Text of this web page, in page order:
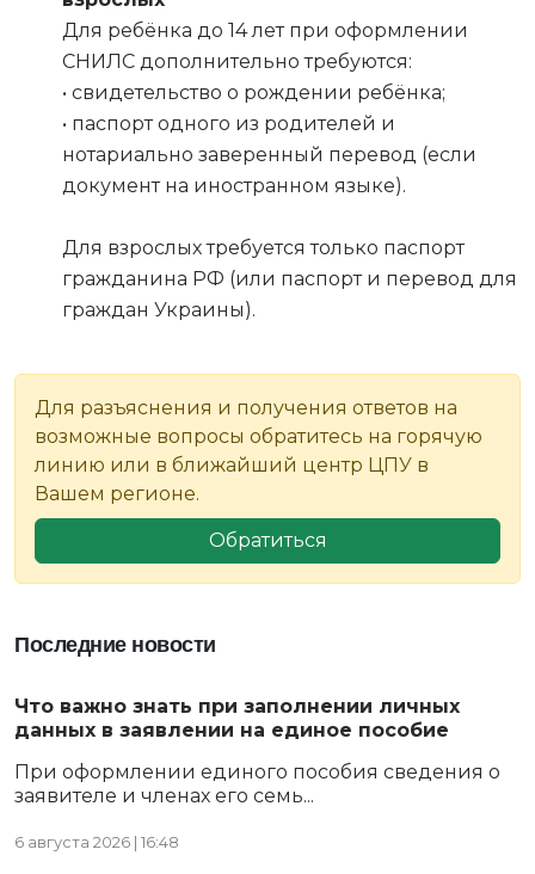
Для ребёнка до 14 лет при оформлении
СНИЛС дополнительно требуются:
• свидетельство о рождении ребёнка;
• паспорт одного из родителей и
нотариально заверенный перевод (если
документ на иностранном языке).
Для взрослых требуется только паспорт
гражданина РФ (или паспорт и перевод для
граждан Украины).
Для разъяснения и получения ответов на
возможные вопросы обратитесь на горячую
линию или в ближайший центр ЦПУ в
Вашем регионе.
Обратиться
Последние новости
Что важно знать при заполнении личных
данных в заявлении на единое пособие
При оформлении единого пособия сведения о
заявителе и членах его семь...
6 августа 2026 | 16:48